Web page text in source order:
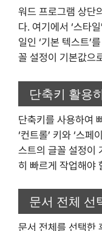
워드 프로그램 상단
다. 여기에서 ‘스타
일인 ‘기본 텍스트’
꼴 설정이 기본값으
단축키 활용
단축키를 사용하여
‘컨트롤’ 키와 ‘스페
스트의 글꼴 설정이
히 빠르게 작업해야
문서 전체 선
문서 전체를 선택한